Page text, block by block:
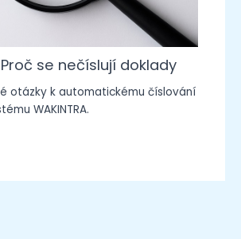
se nečíslují doklady
otázky k automatickému číslování
WAKINTRA.